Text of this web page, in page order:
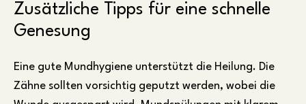
Zusätzliche Tipps für eine schnelle
Genesung
Eine gute Mundhygiene unterstützt die Heilung. Die
Zähne sollten vorsichtig geputzt werden, wobei die